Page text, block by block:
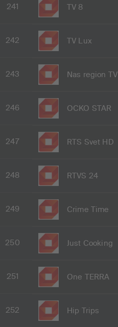
241 TV 8
242 TV Lux
243 Nas region TV
246 OCKO STAR
247 RTS Svet HD
248 RTVS 24
249 Crime Time
250 Just Cooking
251 One TERRA
252 Hip Trips